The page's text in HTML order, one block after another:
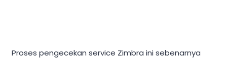
Proses pengecekan service Zimbra ini sebenarnya